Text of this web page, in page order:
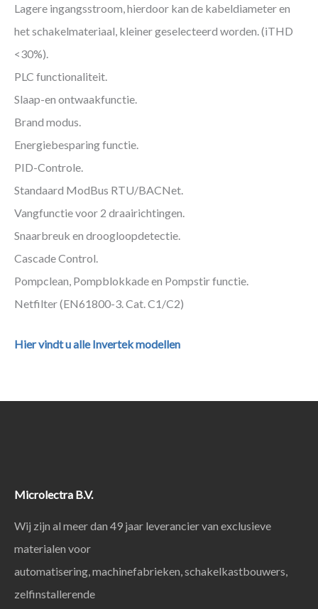
Lagere ingangsstroom, hierdoor kan de kabeldiameter en
het schakelmateriaal, kleiner geselecteerd worden. (iTHD
<30%).
PLC functionaliteit.
Slaap-en ontwaakfunctie.
Brand modus.
Energiebesparing functie.
PID-Controle.
Standaard ModBus RTU/BACNet.
Vangfunctie voor 2 draairichtingen.
Snaarbreuk en droogloopdetectie.
Cascade Control.
Pompclean, Pompblokkade en Pompstir functie.
Netfilter (EN61800-3. Cat. C1/C2)
Hier vindt u alle Invertek modellen
Microlectra B.V.
Wij zijn al meer dan 49 jaar leverancier van exclusieve
materialen voor
automatisering, machinefabrieken, schakelkastbouwers,
zelfinstallerende